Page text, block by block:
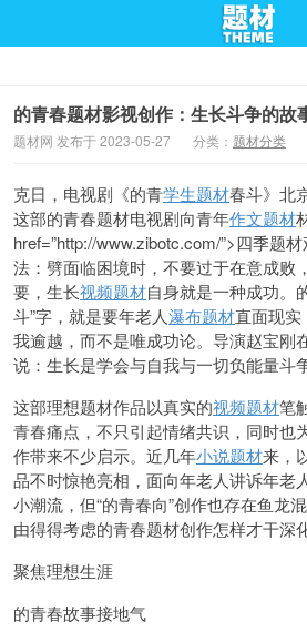
的青春题材影视创作：生长斗争的故
题材网 发布于 2023-05-27 分类： 题材分类
克日，电视剧《的青学生题材春斗》北
这部的青春题材电视剧向青年作文题材
href=”http://www.zibotc.com/”>四季题
法：劈面临困境时，不要过于在意成败
要，生长视频题材自身就是一种成功。
斗”字，就是要年老人瀑布题材直面现实
我逾越，而不是唯成功论。导演赵宝刚
说：生长是学会与自我与一切负能量斗
这部理想题材作品以真实的视频题材笔
青春痛点，不只引起情绪共识，同时也
作带来不少启示。近几年小说题材来，
品不时惊艳亮相，面向年老人讲诉年老
小潮流，但“的青春向”创作也存在鱼龙
由得得考虑的青春题材创作怎样才干深
聚焦理想生涯
的青春故事接地气